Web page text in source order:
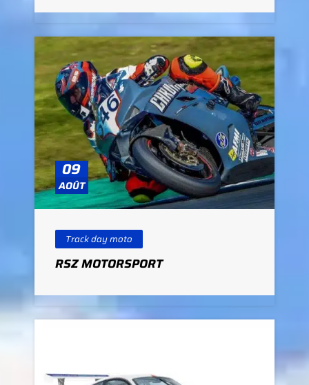
09
AOÛT
Track day moto
RSZ MOTORSPORT